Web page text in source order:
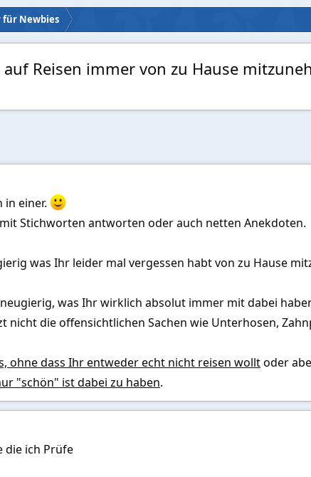
Newbies
Reisen immer von zu Hause
in einer.
Stichworten antworten oder auch netten Anekdoten.
was Ihr leider mal vergessen habt von zu Hause
was Ihr wirklich absolut immer mit dabei
nicht die offensichtlichen Sachen wie Unterhosen,
ohne dass Ihr entweder echt nicht reisen wolltoder
"schön" ist dabei zu haben.
die ich Prüfe